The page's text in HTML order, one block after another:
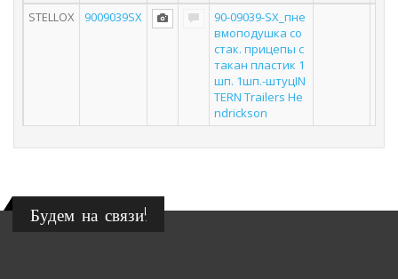
STELLOX
9009039SX
90-09039-SX_пне
вмоподушка со
стак. прицепы с
такан пластик 1
шп. 1шп.-штуцIN
TERN Trailers He
ndrickson
Будем на связи!